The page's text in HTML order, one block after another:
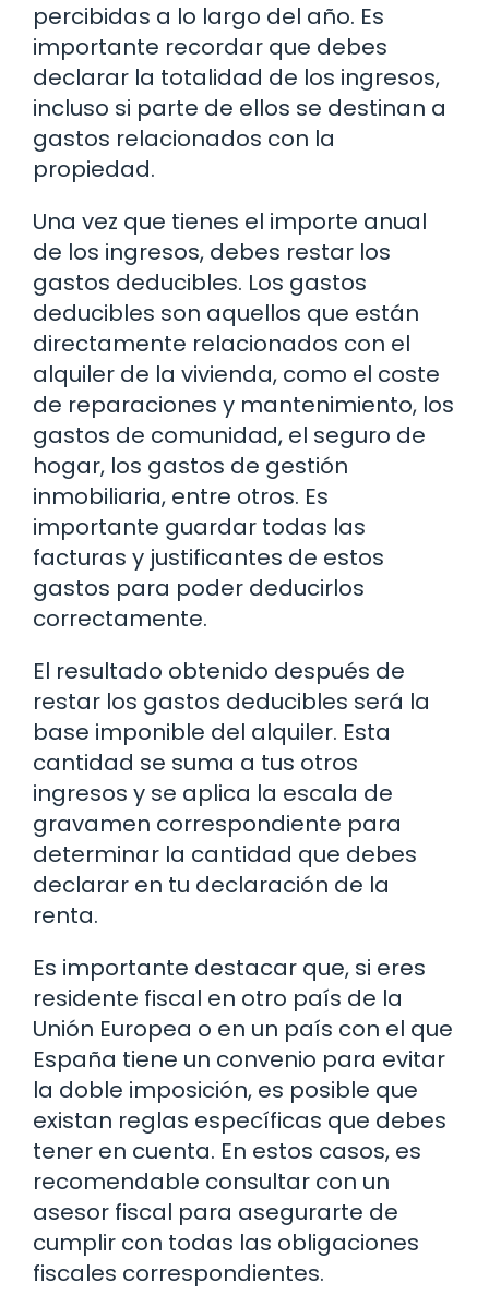
percibidas a lo largo del año. Es
importante recordar que debes
declarar la totalidad de los ingresos,
incluso si parte de ellos se destinan a
gastos relacionados con la
propiedad.
Una vez que tienes el importe anual
de los ingresos, debes restar los
gastos deducibles. Los gastos
deducibles son aquellos que están
directamente relacionados con el
alquiler de la vivienda, como el coste
de reparaciones y mantenimiento, los
gastos de comunidad, el seguro de
hogar, los gastos de gestión
inmobiliaria, entre otros. Es
importante guardar todas las
facturas y justificantes de estos
gastos para poder deducirlos
correctamente.
El resultado obtenido después de
restar los gastos deducibles será la
base imponible del alquiler. Esta
cantidad se suma a tus otros
ingresos y se aplica la escala de
gravamen correspondiente para
determinar la cantidad que debes
declarar en tu declaración de la
renta.
Es importante destacar que, si eres
residente fiscal en otro país de la
Unión Europea o en un país con el que
España tiene un convenio para evitar
la doble imposición, es posible que
existan reglas específicas que debes
tener en cuenta. En estos casos, es
recomendable consultar con un
asesor fiscal para asegurarte de
cumplir con todas las obligaciones
fiscales correspondientes.